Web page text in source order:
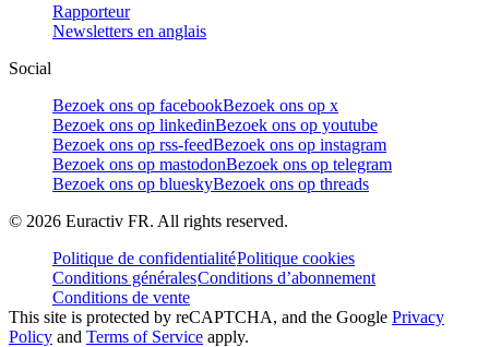
Rapporteur
Newsletters en anglais
Social
Bezoek ons op facebookBezoek ons op x
Bezoek ons op linkedinBezoek ons op youtube
Bezoek ons op rss-feedBezoek ons op instagram
Bezoek ons op mastodonBezoek ons op telegram
Bezoek ons op blueskyBezoek ons op threads
© 2026 Euractiv FR. All rights reserved.
Politique de confidentialitéPolitique cookies
Conditions généralesConditions d’abonnement
Conditions de vente
This site is protected by reCAPTCHA, and the Google Privacy
Policy and Terms of Service apply.